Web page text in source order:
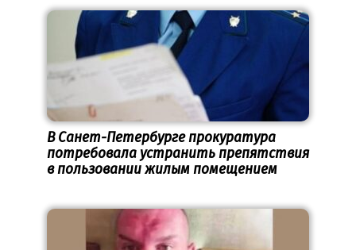
В Санет-Петербурге прокуратура
потребовала устранить препятствия
в пользовании жилым помещением